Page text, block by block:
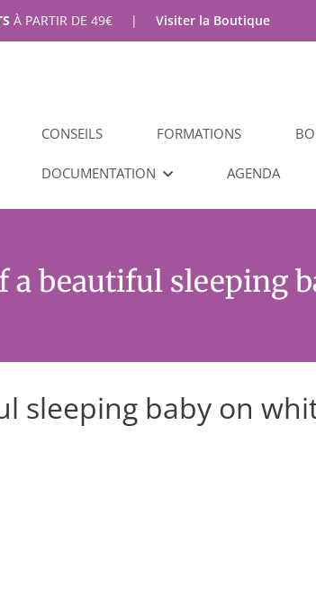
À PARTIR DE 49€ | Visiter la Boutique
CONSEILS FORMATIONS
DOCUMENTATION AGENDA
beautiful sleeping
sleeping baby on